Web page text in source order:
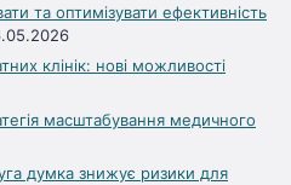
та оптимізувати ефективність
клінік: нові можливості
масштабування медичного
думка знижує ризики для